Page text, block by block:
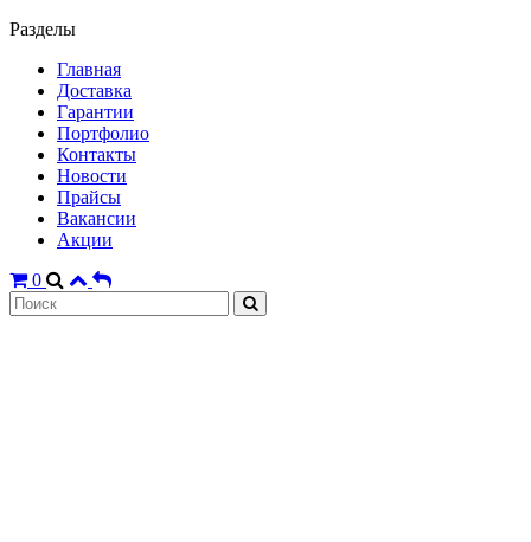
Разделы
Главная
Доставка
Гарантии
Портфолио
Контакты
Новости
Прайсы
Вакансии
Акции
0